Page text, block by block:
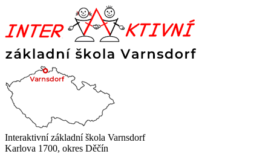
Interaktivní základní škola Varnsdorf
Karlova 1700, okres Děčín